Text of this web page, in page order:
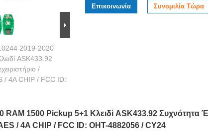
2019-2020
ASK433.92
/
/ 4A CHIP / FCC ID:
Επικοινωνία Συνομιλία Τώρα
RAM 1500 Pickup 5+1 Κλειδί ASK433.92 Συχνότητα
/ 4A CHIP / FCC ID: OHT-4882056 / CY24